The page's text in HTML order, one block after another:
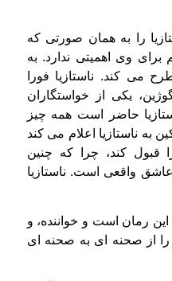
را به همان صورتی که
وی اهمیتی ندارد. به
می کند. ناستازیا فورا
یکی از خواستگاران
حاضر است همه چیز
به ناستازیا اعلام می کند
قبول کند، چرا که چنین
واقعی است. ناستازیا
رمان است و خواننده، و
از صحنه ای به صحنه ای